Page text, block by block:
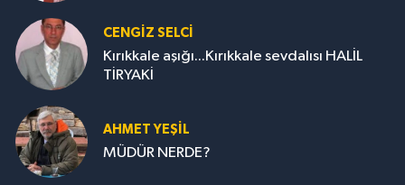
CENGİZ SELCİ
Kırıkkale aşığı...Kırıkkale sevdalısı HALİL
TİRYAKİ
AHMET YEŞİL
MÜDÜR NERDE?